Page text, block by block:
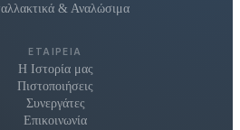
& Αναλώσιμα
ΕΤΑΙΡΕΊΑ
Η Ιστορία μας
Πιστοποιήσεις
Συνεργάτες
Επικοινωνία